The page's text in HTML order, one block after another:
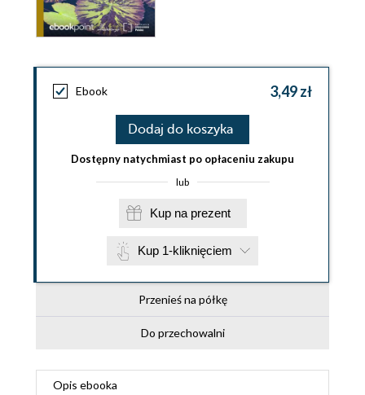
Ebook 3,49 zł
Dodaj do koszyka
Dostępny natychmiast po opłaceniu zakupu
lub
Kup na prezent
Kup 1-kliknięciem
Przenieś na półkę
Do przechowalni
Opis ebooka